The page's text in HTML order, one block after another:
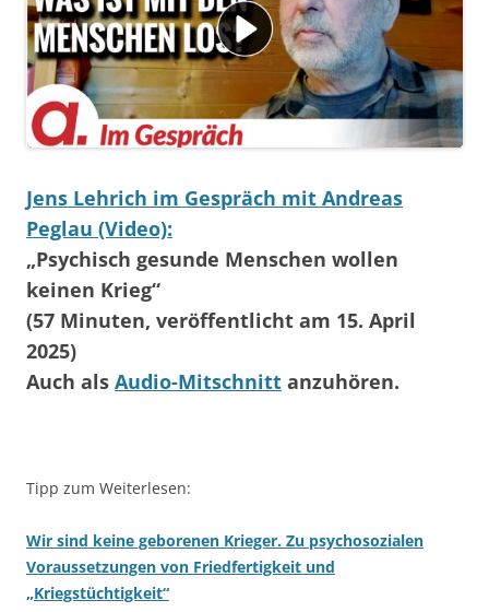
Jens Lehrich im Gespräch mit Andreas
Peglau (Video):
„Psychisch gesunde Menschen wollen
keinen Krieg“
(57 Minuten, veröffentlicht am 15. April
2025)
Auch als Audio-Mitschnitt anzuhören.
Tipp zum Weiterlesen:
Wir sind keine geborenen Krieger. Zu psychosozialen
Voraussetzungen von Friedfertigkeit und
„Kriegstüchtigkeit“